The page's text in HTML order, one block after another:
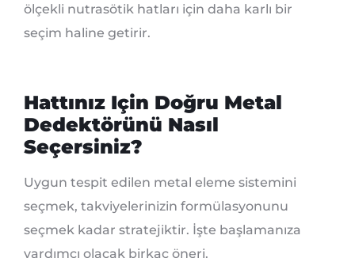
ölçekli nutrasötik hatları için daha karlı bir
seçim haline getirir.
Hattınız Için Doğru Metal
Dedektörünü Nasıl
Seçersiniz?
Uygun tespit edilen metal eleme sistemini
seçmek, takviyelerinizin formülasyonunu
seçmek kadar stratejiktir. İşte başlamanıza
yardımcı olacak birkaç öneri.